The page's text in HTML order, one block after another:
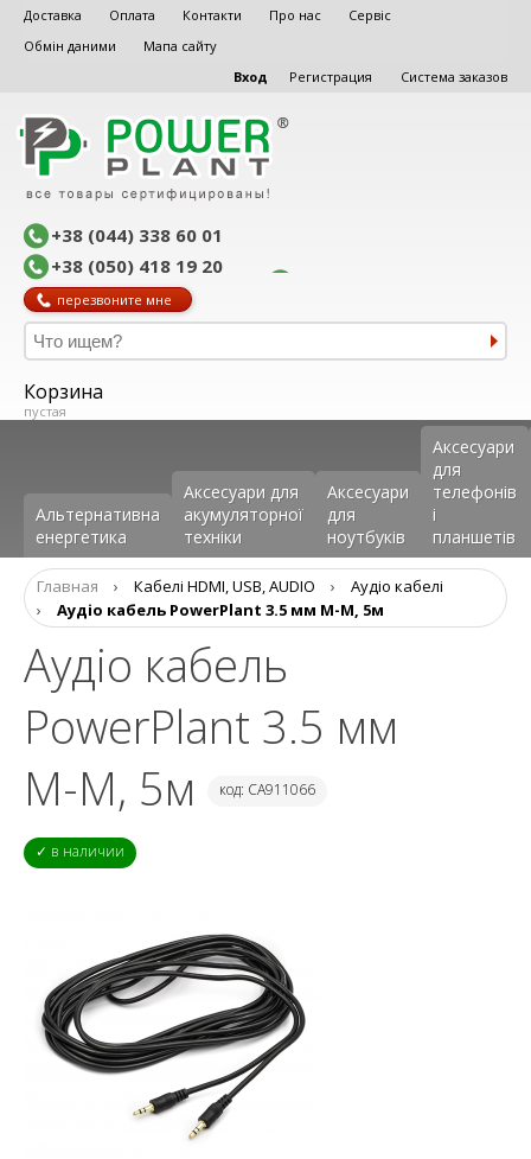
Доставка Оплата Контакти Про нас
Сервіс
Обмін даними
Мапа сайту
Вход
Регистрация Система заказов
+38 (044) 338 60 01
+38 (050) 418 19 20
перезвоните мне
Корзина
пустая
Альтернативна
енергетика
Аксесуари для
акумуляторної
техніки
Аксесуари
для
ноутбуків
Аксеcуари
для
телефонів
і
планшетів
Главная › Кабелі HDMI, USB, AUDIO ›
Аудіо кабелі
›
Аудіо кабель PowerPlant 3.5 мм M-M, 5м
Аудіо кабель
PowerPlant 3.5 мм
M-M, 5м
код: CA911066
✓ в наличии